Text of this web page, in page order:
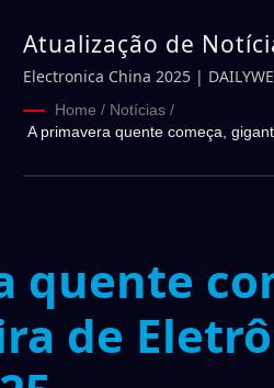
Atualização de
gigantes se reúnem!
Xangai 2025 |
Electronica China 2025 |
Home / Notícias /
A primavera quente começa,
quente
de